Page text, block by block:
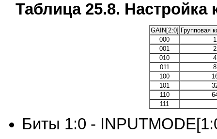
Таблица 25.8.
GAIN[2:0] Групповая
000
001
010
011
100
101
110
111
Биты 1:0 -